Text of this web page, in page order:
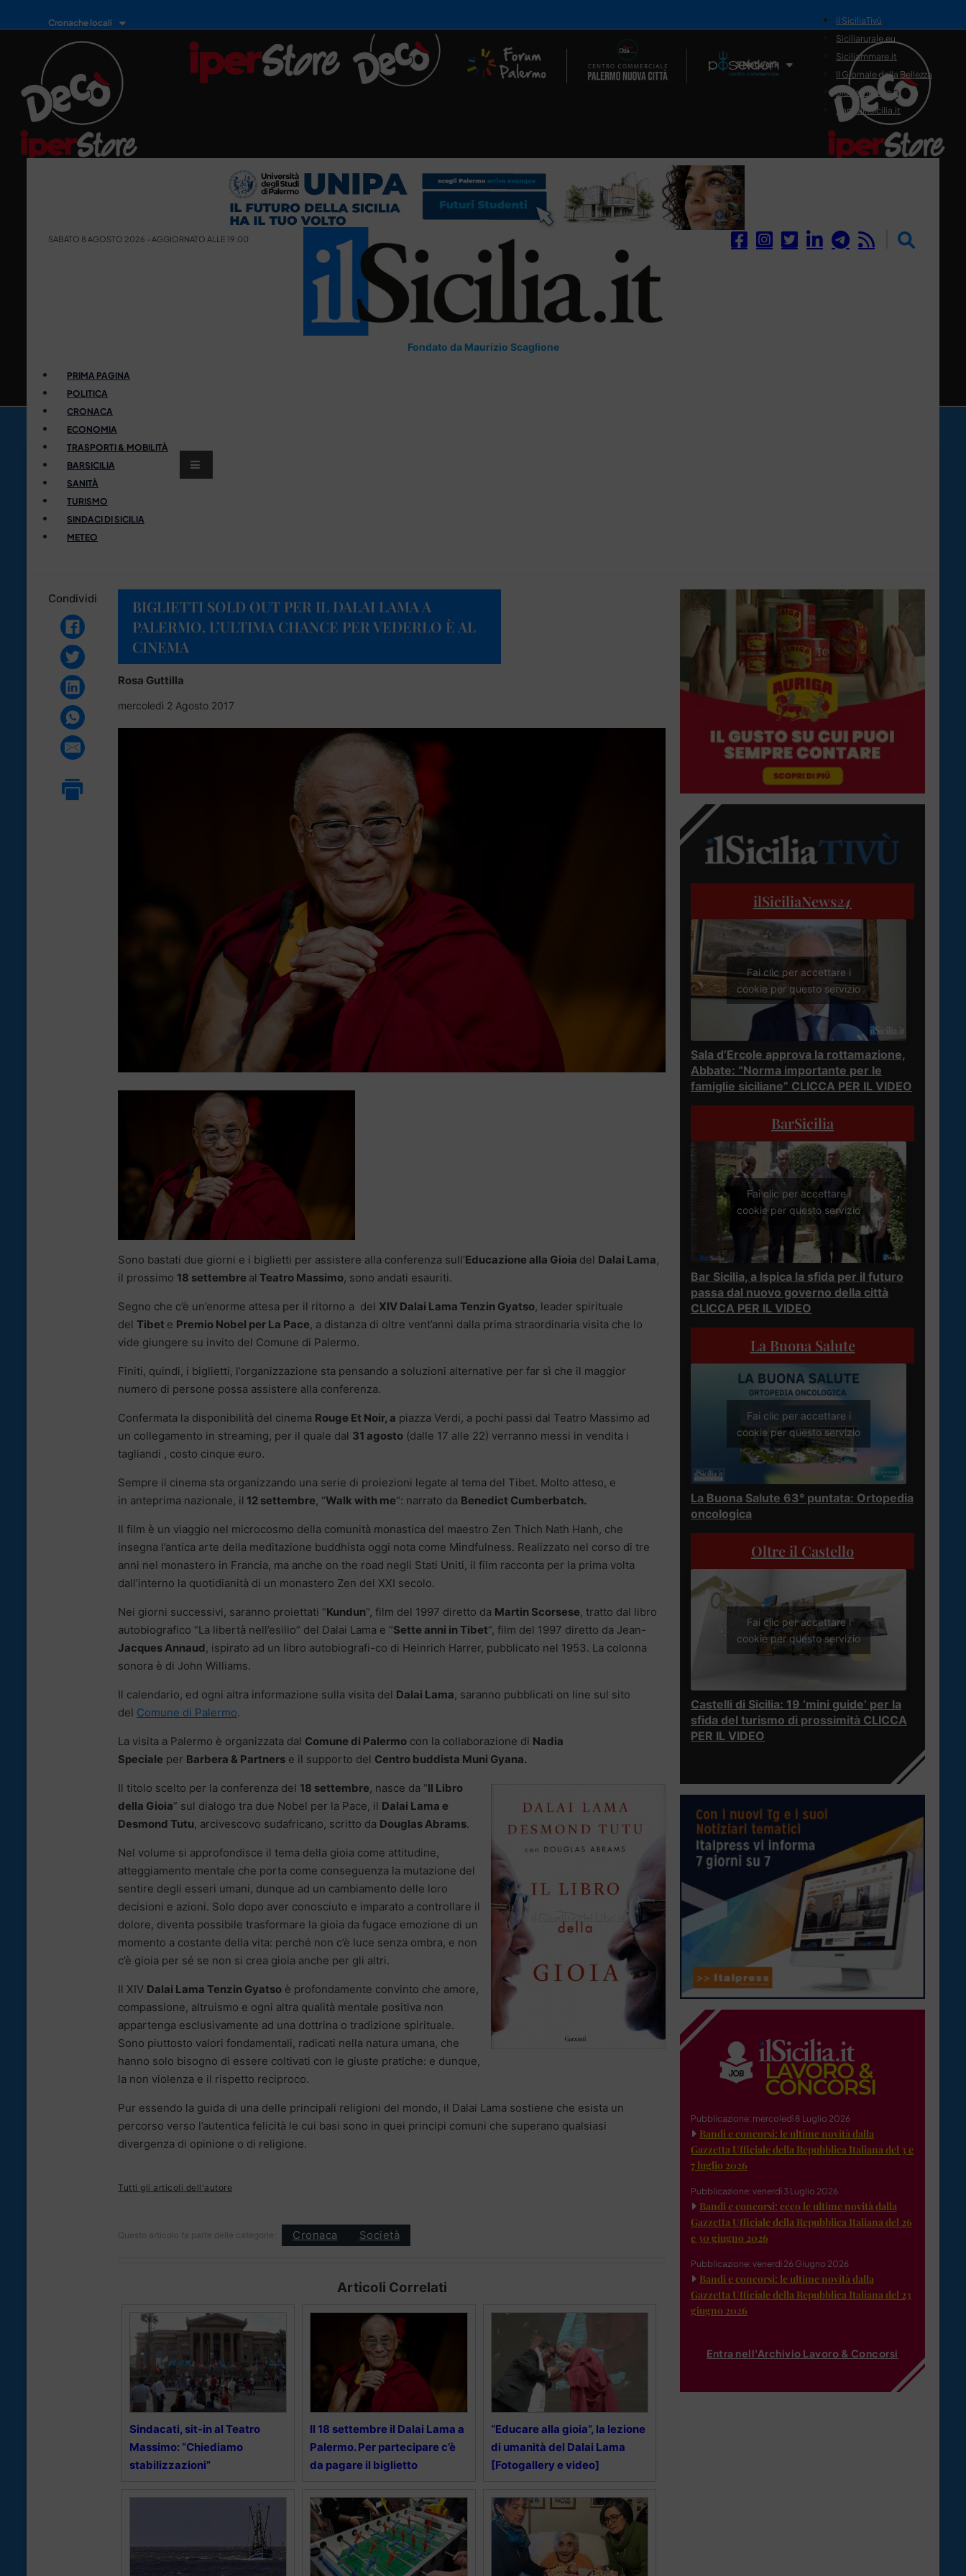
Cronache locali
Il Network
il SiciliaTivù
Siciliarurale.eu
Siciliammare.it
Il Giornale della Bellezza
Siciliamedica.it
Sanitainsicilia.it
SABATO 8 AGOSTO 2026 - AGGIORNATO ALLE 19:00
Fondato da Maurizio Scaglione
PRIMA PAGINA
POLITICA
CRONACA
ECONOMIA
TRASPORTI & MOBILITÀ
BARSICILIA
SANITÀ
TURISMO
SINDACI DI SICILIA
METEO
Condividi
BIGLIETTI SOLD OUT PER IL DALAI LAMA A
PALERMO. L’ULTIMA CHANCE PER VEDERLO È AL
CINEMA
Rosa Guttilla
mercoledì 2 Agosto 2017
Sono bastati due giorni e i biglietti per assistere alla conferenza sull’Educazione alla Gioia del Dalai Lama,
il prossimo 18 settembre al Teatro Massimo, sono andati esauriti.
Segno che c’è un’enorme attesa per il ritorno a del XIV Dalai Lama Tenzin Gyatso, leader spirituale
del Tibet e Premio Nobel per La Pace, a distanza di oltre vent’anni dalla prima straordinaria visita che lo
vide giungere su invito del Comune di Palermo.
Finiti, quindi, i biglietti, l’organizzazione sta pensando a soluzioni alternative per far sì che il maggior
numero di persone possa assistere alla conferenza.
Confermata la disponibilità del cinema Rouge Et Noir, a piazza Verdi, a pochi passi dal Teatro Massimo ad
un collegamento in streaming, per il quale dal 31 agosto (dalle 17 alle 22) verranno messi in vendita i
tagliandi , costo cinque euro.
Sempre il cinema sta organizzando una serie di proiezioni legate al tema del Tibet. Molto atteso, e
in anteprima nazionale, il 12 settembre, “Walk with me“: narrato da Benedict Cumberbatch.
Il film è un viaggio nel microcosmo della comunità monastica del maestro Zen Thich Nath Hanh, che
insegna l’antica arte della meditazione buddhista oggi nota come Mindfulness. Realizzato nel corso di tre
anni nel monastero in Francia, ma anche on the road negli Stati Uniti, il film racconta per la prima volta
dall’interno la quotidianità di un monastero Zen del XXI secolo.
Nei giorni successivi, saranno proiettati “Kundun“, film del 1997 diretto da Martin Scorsese, tratto dal libro
autobiografico “La libertà nell’esilio” del Dalai Lama e “Sette anni in Tibet“, film del 1997 diretto da Jean-
Jacques Annaud, ispirato ad un libro autobiografi-co di Heinrich Harrer, pubblicato nel 1953. La colonna
sonora è di John Williams.
Il calendario, ed ogni altra informazione sulla visita del Dalai Lama, saranno pubblicati on line sul sito
del Comune di Palermo.
La visita a Palermo è organizzata dal Comune di Palermo con la collaborazione di Nadia
Speciale per Barbera & Partners e il supporto del Centro buddista Muni Gyana.
Il titolo scelto per la conferenza del 18 settembre, nasce da “Il Libro
della Gioia” sul dialogo tra due Nobel per la Pace, il Dalai Lama e
Desmond Tutu, arcivescovo sudafricano, scritto da Douglas Abrams.
Nel volume si approfondisce il tema della gioia come attitudine,
atteggiamento mentale che porta come conseguenza la mutazione del
sentire degli esseri umani, dunque ad un cambiamento delle loro
decisioni e azioni. Solo dopo aver conosciuto e imparato a controllare il
dolore, diventa possibile trasformare la gioia da fugace emozione di un
momento a costante della vita: perché non c’è luce senza ombra, e non
c’è gioia per sé se non si crea gioia anche per gli altri.
Il XIV Dalai Lama Tenzin Gyatso è profondamente convinto che amore,
compassione, altruismo e ogni altra qualità mentale positiva non
appartenga esclusivamente ad una dottrina o tradizione spirituale.
Sono piuttosto valori fondamentali, radicati nella natura umana, che
hanno solo bisogno di essere coltivati con le giuste pratiche: e dunque,
la non violenza e il rispetto reciproco.
Pur essendo la guida di una delle principali religioni del mondo, il Dalai Lama sostiene che esista un
percorso verso l’autentica felicità le cui basi sono in quei principi comuni che superano qualsiasi
divergenza di opinione o di religione.
Tutti gli articoli dell'autore
Questo articolo fa parte delle categorie: Cronaca Società
Articoli Correlati
Sindacati, sit-in al Teatro
Massimo: “Chiediamo
stabilizzazioni”
Il 18 settembre il Dalai Lama a
Palermo. Per partecipare c’è
da pagare il biglietto
“Educare alla gioia”, la lezione
di umanità del Dalai Lama
[Fotogallery e video]
ilSiciliaNews24
Fai clic per accettare i
cookie per questo servizio
Sala d’Ercole approva la rottamazione,
Abbate: “Norma importante per le
famiglie siciliane” CLICCA PER IL VIDEO
BarSicilia
Fai clic per accettare i
cookie per questo servizio
Bar Sicilia, a Ispica la sfida per il futuro
passa dal nuovo governo della città
CLICCA PER IL VIDEO
La Buona Salute
Fai clic per accettare i
cookie per questo servizio
La Buona Salute 63° puntata: Ortopedia
oncologica
Oltre il Castello
Fai clic per accettare i
cookie per questo servizio
Castelli di Sicilia: 19 ‘mini guide’ per la
sfida del turismo di prossimità CLICCA
PER IL VIDEO
Pubblicazione: mercoledì 8 Luglio 2026
Bandi e concorsi: le ultime novità dalla
Gazzetta Ufficiale della Repubblica Italiana del 3 e
7 luglio 2026
Pubblicazione: venerdì 3 Luglio 2026
Bandi e concorsi: ecco le ultime novità dalla
Gazzetta Ufficiale della Repubblica Italiana del 26
e 30 giugno 2026
Pubblicazione: venerdì 26 Giugno 2026
Bandi e concorsi: le ultime novità dalla
Gazzetta Ufficiale della Repubblica Italiana del 23
giugno 2026
Entra nell'Archivio Lavoro & Concorsi